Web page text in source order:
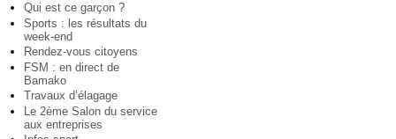
Qui est ce garçon ?
Sports : les résultats du
week-end
Rendez-vous citoyens
FSM : en direct de
Bamako
Travaux d’élagage
Le 2ème Salon du service
aux entreprises